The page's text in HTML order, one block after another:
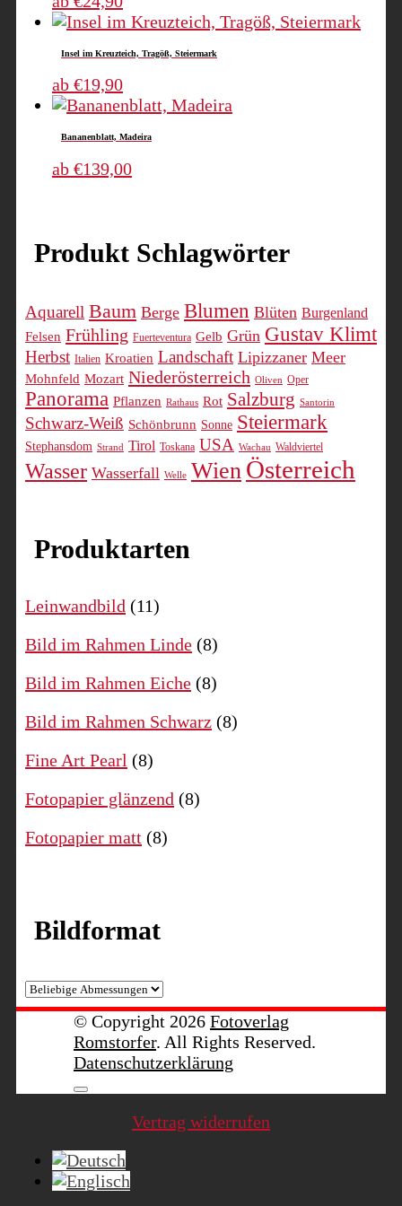
Produktseite
werden
Die
können
auf
der
gewählt
werden
Produkt
mehrere
Varianten
auf.
Optionen
können
gewählt
werden
Insel im Kreuzteich, Tragöß, Steiermark
ab €19,90Dieses
Produkt
mehrere
Varianten
können
Produktseite
gewählt
werden
Bananenblatt, Madeira
ab €139,00Dieses
Varianten
Optionen
können
auf
der
Produktseite
gewählt
werden
Produkt Schlagwörter
Aquarell Baum Berge Blumen Blüten Burgenland
Felsen Frühling Fuerteventura Gelb Grün Gustav Klimt
Herbst Italien Kroatien Landschaft Lipizzaner Meer
Mohnfeld Mozart Niederösterreich Oliven Oper
Panorama Pflanzen Rathaus Rot Salzburg Santorin
Schwarz-Weiß Schönbrunn Sonne Steiermark
Stephansdom Strand Tirol Toskana USA Wachau Waldviertel
Wasser Wasserfall Welle Wien Österreich
Produktarten
Leinwandbild (11)
Bild im Rahmen Linde (8)
Bild im Rahmen Eiche (8)
Bild im Rahmen Schwarz (8)
Fine Art Pearl (8)
Fotopapier glänzend (8)
Fotopapier matt (8)
Bildformat
© Copyright 2026 Fotoverlag
Romstorfer. All Rights Reserved.
Datenschutzerklärung
Vertrag widerrufen